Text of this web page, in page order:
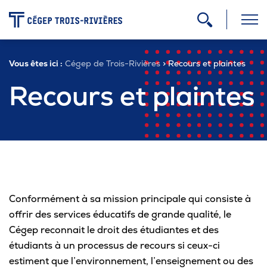
Programmes
Formation continue
Carrière
Vous êtes ici : Cégep de Trois-Rivières > Recours et plaintes
Recours et plaintes
Conformément à sa mission principale qui consiste à
offrir des services éducatifs de grande qualité, le
Cégep reconnait le droit des étudiantes et des
étudiants à un processus de recours si ceux-ci
estiment que l’environnement, l’enseignement ou des